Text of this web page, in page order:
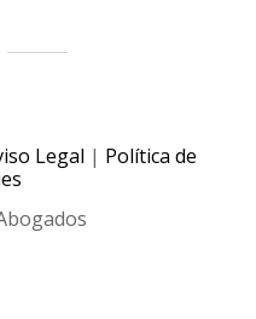
Legal | Política de